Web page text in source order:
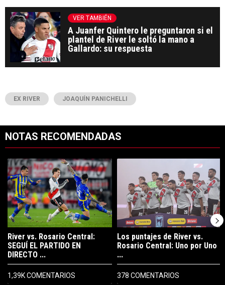
VER TAMBIÉN
A Juanfer Quintero le preguntaron si el
plantel de River le soltó la mano a
Gallardo: su respuesta
EX RIVER JOAQUÍN PANICHELLI
NOTAS RECOMENDADAS
Un artículo de tendencia con el título "River vs. Rosario Central:
River vs. Rosario Central:
SEGUÍ EL PARTIDO EN
DIRECTO ...
1,39K COMENTARIOS
Un artículo de tendencia con el
Los puntajes de River vs.
Rosario Central: Uno por Uno
...
378 COMENTARIOS